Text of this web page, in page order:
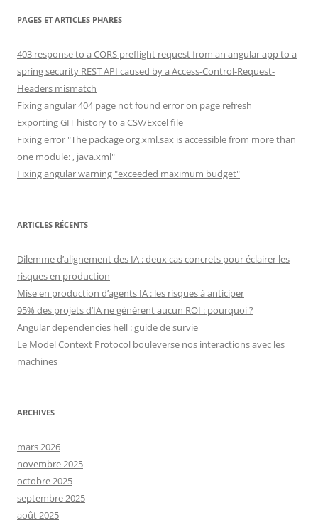
PAGES ET ARTICLES PHARES
403 response to a CORS preflight request from an angular app to a
spring security REST API caused by a Access-Control-Request-
Headers mismatch
Fixing angular 404 page not found error on page refresh
Exporting GIT history to a CSV/Excel file
Fixing error "The package org.xml.sax is accessible from more than
one module: , java.xml"
Fixing angular warning "exceeded maximum budget"
ARTICLES RÉCENTS
Dilemme d’alignement des IA : deux cas concrets pour éclairer les
risques en production
Mise en production d’agents IA : les risques à anticiper
95% des projets d’IA ne génèrent aucun ROI : pourquoi ?
Angular dependencies hell : guide de survie
Le Model Context Protocol bouleverse nos interactions avec les
machines
ARCHIVES
mars 2026
novembre 2025
octobre 2025
septembre 2025
août 2025